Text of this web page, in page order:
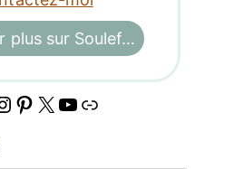
plus sur Soulef…
Pinterest
X YouTube
Lien